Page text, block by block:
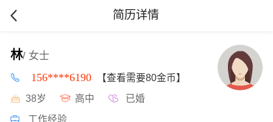
简历详情
林/ 女士
156****6190 【查看需要80金币】
38岁 高中 已婚
工作经验